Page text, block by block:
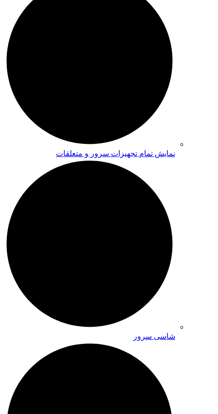
نمایش تمام تجهیزات سرور و متعلقات
شاسی سرور